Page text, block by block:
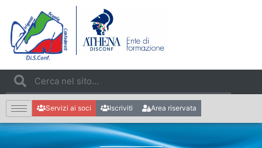
Servizi ai soci Iscriviti Area riservata